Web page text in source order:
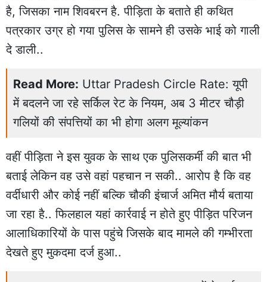
है, जिसका नाम शिवबरन है. पीड़िता के बताते ही कथित
पत्रकार उग्र हो गया पुलिस के सामने ही उसके भाई को गाली
दे डाली..
Read More: Uttar Pradesh Circle Rate: यूपी
में बदलने जा रहे सर्किल रेट के नियम, अब 3 मीटर चौड़ी
गलियों की संपत्तियों का भी होगा अलग मूल्यांकन
वहीं पीड़िता ने इस युवक के साथ एक पुलिसकर्मी की बात भी
बताई लेकिन वह उसे वहां पहचान न सकी.. आरोप है कि वह
वर्दीधारी और कोई नहीं बल्कि चौकी इंचार्ज अमित मौर्य बताया
जा रहा है.. फिलहाल यहां कार्रवाई न होते हुए पीड़ित परिजन
आलाधिकारियों के पास पहुंचे जिसके बाद मामले की गम्भीरता
देखते हुए मुकदमा दर्ज हुआ..